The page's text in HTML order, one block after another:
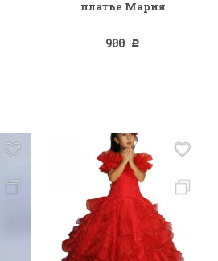
платье Мария
900 Р